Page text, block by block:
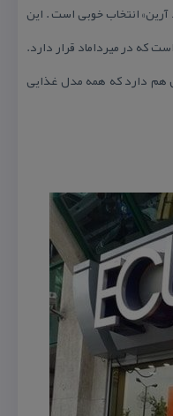
انتخاب خوبی است . این
كه در میرداماد قرار دارد.
هم دارد كه همه مدل غذایی